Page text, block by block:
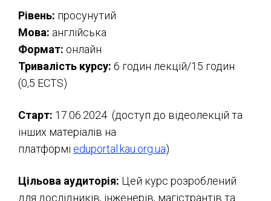
Рівень: просунутий
Мова: англійська
Формат: онлайн
Тривалість курсу: 6 годин лекцій/15 годин
(0,5 ECTS)
Старт: 17.06.2024 (доступ до відеолекцій та
інших матеріалів на
платформі eduportal.kau.org.ua)
Цільова аудиторія: Цей курс розроблений
для дослідників, інженерів, магістрантів та